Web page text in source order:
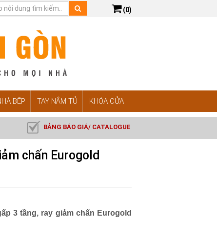
(0)
BẾP TAY NẮM TỦ KHÓA CỬA
BẢNG BÁO GIÁ/ CATALOGUE
chấn Eurogold
3 tầng, ray giảm chấn Eurogold